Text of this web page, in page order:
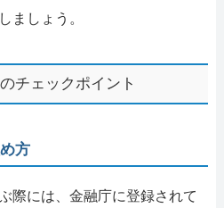
ましょう。
チェックポイント
方
際には、金融庁に登録されて